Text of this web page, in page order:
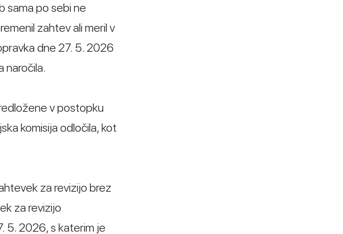
sama po sebi ne
zahtev ali meril v
dne 27. 5. 2026
naročila.
v postopku
komisija odločila, kot
za revizijo brez
za revizijo
5. 2026, s katerim je